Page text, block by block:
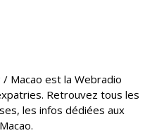
/ Macao est la Webradio
Retrouvez tous les
les infos dédiées aux